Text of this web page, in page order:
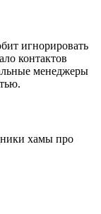
игнорировать
контактов
менеджеры
хамы про